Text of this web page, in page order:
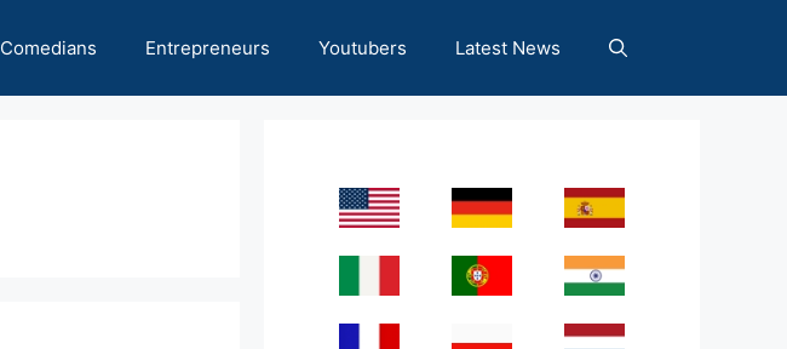
Comedians Entrepreneurs Youtubers Latest News